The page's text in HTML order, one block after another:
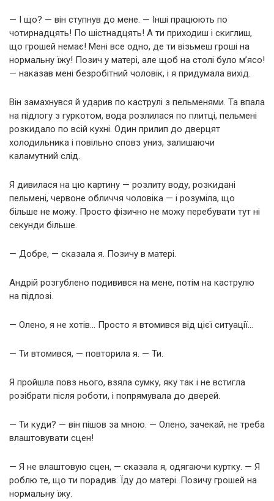
— І що? — він ступнув до мене. — Інші працюють по
чотирнадцять! По шістнадцять! А ти приходиш і скиглиш,
що грошей немає! Мені все одно, де ти візьмеш гроші на
нормальну їжу! Позич у матері, але щоб на столі було м’ясо!
— наказав мені безробітний чоловік, і я придумала вихід.
Він замахнувся й ударив по каструлі з пельменями. Та впала
на підлогу з гуркотом, вода розлилася по плитці, пельмені
розкидало по всій кухні. Один прилип до дверцят
холодильника і повільно сповз униз, залишаючи
каламутний слід.
Я дивилася на цю картину — розлиту воду, розкидані
пельмені, червоне обличчя чоловіка — і розуміла, що
більше не можу. Просто фізично не можу перебувати тут ні
секунди більше.
— Добре, — сказала я. Позичу в матері.
Андрій розгублено подивився на мене, потім на каструлю
на підлозі.
— Олено, я не хотів… Просто я втомився від цієї ситуації…
— Ти втомився, — повторила я. — Ти.
Я пройшла повз нього, взяла сумку, яку так і не встигла
розібрати після роботи, і попрямувала до дверей.
— Ти куди? — він пішов за мною. — Олено, зачекай, не треба
влаштовувати сцен!
— Я не влаштовую сцен, — сказала я, одягаючи куртку. — Я
роблю те, що ти порадив. Їду до матері. Позичу грошей на
нормальну їжу.